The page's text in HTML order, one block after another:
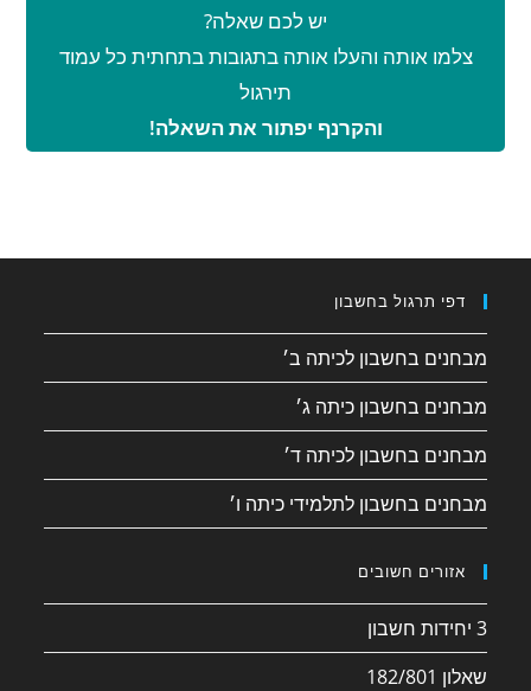
יש לכם שאלה?
צלמו אותה והעלו אותה בתגובות בתחתית כל עמוד
תירגול
והקרנף יפתור את השאלה!
דפי תרגול בחשבון
מבחנים בחשבון לכיתה ב׳
מבחנים בחשבון כיתה ג׳
מבחנים בחשבון לכיתה ד׳
מבחנים בחשבון לתלמידי כיתה ו׳
אזורים חשובים
3 יחידות חשבון
שאלון 182/801